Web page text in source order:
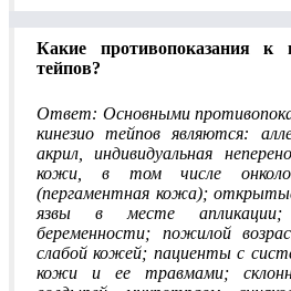
Какие противопоказания к
тейпов?
Ответ: Основными
кинезио тейпов являются:
акрил, индивидуальная
кожи, в том числе
(пергаментная кожа);
язвы в месте
беременности; пожилой
слабой кожей; пациенты с
кожи и ее травмами;